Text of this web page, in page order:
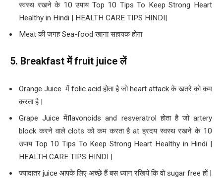
स्वस्थ रखने के 10 उपाय Top 10 Tips To Keep Strong Heart
Healthy in Hindi | HEALTH CARE TIPS HINDI|
Meat की जगह Sea-food खाना सहायक होगा
5. Breakfastमेंfruit juiceलें
Orange Juice में folic acid होता है जो heart attack के खतरे को कम
करता है |
Grape Juice मेंflavonoids and resveratrol होता है जो artery
block करने वाले clots को कम करता है at ह्रदय स्वस्थ रखने के 10
उपाय Top 10 Tips To Keep Strong Heart Healthy in Hindi |
HEALTH CARE TIPS HINDI |
ज्यादातर juice आपके लिए अच्छे हैं बस ध्यान रखिये कि वो sugar free हों |